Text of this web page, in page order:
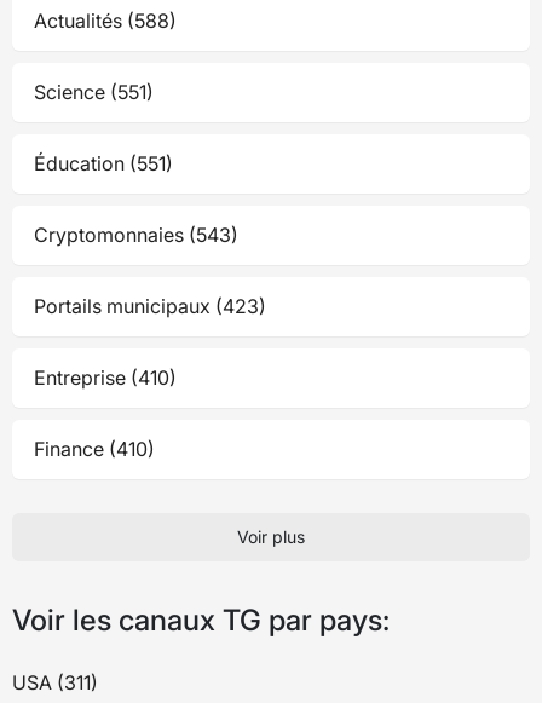
Actualités (588)
Science (551)
Éducation (551)
Cryptomonnaies (543)
Portails municipaux (423)
Entreprise (410)
Finance (410)
Voir plus
Voir les canaux TG par pays:
USA (311)